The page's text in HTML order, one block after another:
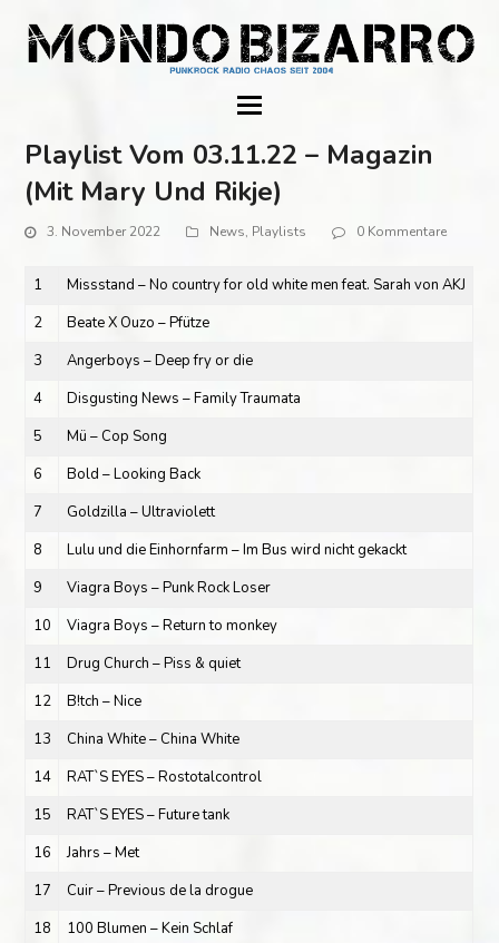
Playlist Vom 03.11.22 – Magazin
(Mit Mary Und Rikje)
3. November 2022 News, Playlists 0 Kommentare
1
Missstand – No country for old white men feat. Sarah von AKJ
2
Beate X Ouzo – Pfütze
3
Angerboys – Deep fry or die
4
Disgusting News – Family Traumata
5
Mü – Cop Song
6
Bold – Looking Back
7
Goldzilla – Ultraviolett
8
Lulu und die Einhornfarm – Im Bus wird nicht gekackt
9
Viagra Boys – Punk Rock Loser
10
Viagra Boys – Return to monkey
11
Drug Church – Piss & quiet
12
B!tch – Nice
13
China White – China White
14
RAT`S EYES – Rostotalcontrol
15
RAT`S EYES – Future tank
16
Jahrs – Met
17
Cuir – Previous de la drogue
18
100 Blumen – Kein Schlaf